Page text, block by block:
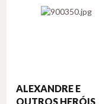
ALEXANDRE E
OUTROS HERÓIS